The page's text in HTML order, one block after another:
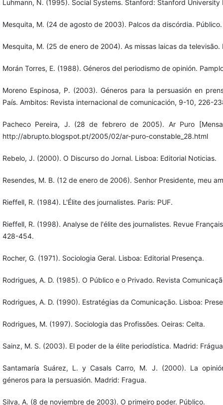
Luhmann, N. (1995). Social Systems. Stanford: Stanford University
Mesquita, M. (24 de agosto de 2003). Palcos da discórdia. Público.
Mesquita, M. (25 de enero de 2004). As missas laicas da televisão.
Morán Torres, E. (1988). Géneros del periodismo de opinión.
Moreno Espinosa, P. (2003). Géneros para la persuasión en
País. Ambitos: Revista internacional de comunicación, 9-10, 226-
Pacheco Pereira, J. (28 de febrero de 2005). Ar Puro
http://abrupto.blogspot.pt/2005/02/ar-puro-constable_28.html
Rebelo, J. (2000). O Discurso do Jornal. Lisboa: Editorial Noticias.
Resendes, M. B. (12 de enero de 2006). Senhor Presidente, meu
Rieffell, R. (1984). L'Élite des journalistes. Paris: PUF.
Rieffell, R. (1998). Analyse de l'élite des journalistes. Revue
428-454.
Rocher, G. (1971). Sociologia Geral. Lisboa: Editorial Presença.
Rodrigues, A. D. (1985). O Público e o Privado. Revista
Rodrigues, A. D. (1990). Estratégias da Comunicação. Lisboa:
Rodrigues, M. (1997). Sociologia das Profissões. Oeiras: Celta.
Sainz, M. S. (2003). El poder de la élite periodística. Madrid:
Santamaría Suárez, L. y Casals Carro, M. J. (2000). La
géneros para la persuasión. Madrid: Fragua.
Silva, A. (8 de noviembre de 2003). O primeiro poder. Público.